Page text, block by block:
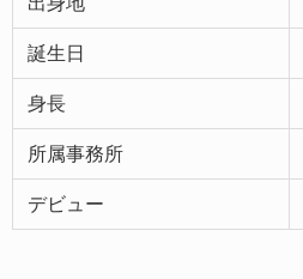
誕生日
身長
所属事務所
デビュー